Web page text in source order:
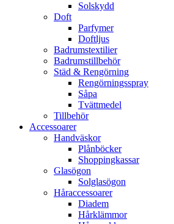
Solskydd
Doft
Parfymer
Doftljus
Badrumstextilier
Badrumstillbehör
Städ & Rengörning
Rengörningsspray
Såpa
Tvättmedel
Tillbehör
Accessoarer
Handväskor
Plånböcker
Shoppingkassar
Glasögon
Solglasögon
Håraccessoarer
Diadem
Hårklämmor